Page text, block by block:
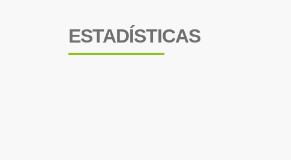
ESTADÍSTICAS